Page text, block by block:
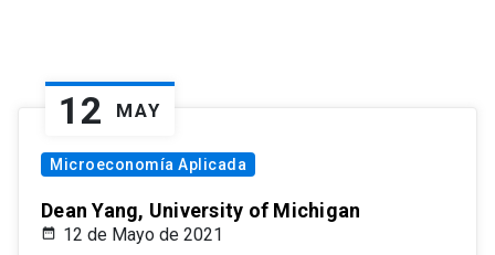
12 MAY
Microeconomía Aplicada
Dean Yang, University of Michigan
12 de Mayo de 2021